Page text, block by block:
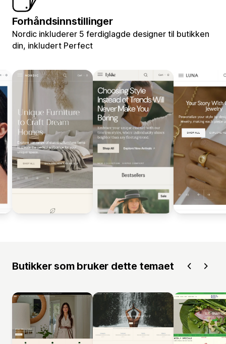
Forhåndsinnstillinger
Nordic inkluderer 5 ferdiglagde designer til butikken
din, inkludert Perfect
Butikker som bruker dette temaet